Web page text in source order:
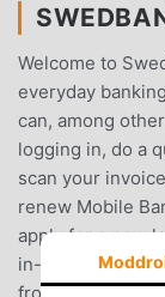
Welcome to
everyday
can, among
logging in, do a
scan your
renew Mobile
apply for a new
in- Manage your